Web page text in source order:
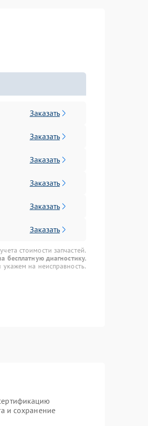
Заказать
Заказать
Заказать
Заказать
Заказать
Заказать
стоимости запчастей.
бесплатную диагностику.
на неисправность.
и сохранение